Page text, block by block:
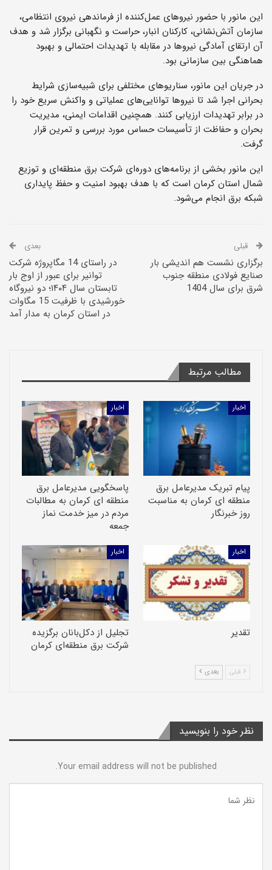
این مانور با حضور نیروهای عمل‌کننده از فرماندهی نیروی انتظامی،
سازمان آتش‌نشانی، کارکنان انبار، حراست و نگهبانی برگزار شد و هدف
آن ارتقای آمادگی نیروها در مقابله با تهدیدات احتمالی و بهبود
هماهنگی بین سازمانی بود.
در جریان این مانور، سناریوهای مختلفی برای شبیه‌سازی شرایط
بحرانی اجرا شد تا نیروها توانایی‌های عملیاتی و واکنش سریع خود را
در برابر تهدیدات ارزیابی کنند. همچنین اقدامات ایمنی، مدیریت
بحران و حفاظت از تأسیسات حساس مورد بررسی و تمرین قرار
گرفت.
این مانور بخشی از برنامه‌های دوره‌ای شرکت برق منطقه‌ای و توزیع
شمال استان کرمان است که با هدف بهبود امنیت و حفظ پایداری
شبکه برق انجام می‌شود.
قبلی
برگزاری نشست هم اندیشی بار
صنایع فولادی منطقه جنوب
شرق برای سال 1404
بعدی
در راستای 14 مگاپروژه شرکت
توانیر برای عبور از اوج بار
تابستان سال ۱۴۰۴؛ دو نیروگاه
خورشیدی با ظرفیت 15 مگاوات
در استان کرمان به مدار آمد
مطالب مرتبط
اخبار
پیام تبریک مدیرعامل برق
منطقه ای کرمان به مناسبت
روز خبرنگار
اخبار
پاسخگویی مدیرعامل برق
منطقه ای کرمان به مطالبات
مردم در میز خدمت نماز
جمعه
اخبار
تقدیر
اخبار
تجلیل از دکل‌بانان برگزیده
شرکت برق منطقه‌ای کرمان
قبلی بعدی
نظر خود را بنویسید
Your email address will not be published.